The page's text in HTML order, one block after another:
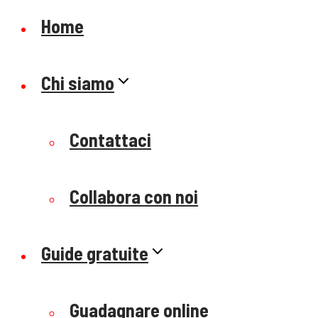
Home
Chi siamo
Contattaci
Collabora con noi
Guide gratuite
Guadagnare online